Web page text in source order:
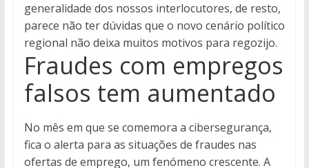
generalidade dos nossos interlocutores, de resto,
parece não ter dúvidas que o novo cenário político
regional não deixa muitos motivos para regozijo.
Fraudes com empregos
falsos tem aumentado
No mês em que se comemora a cibersegurança,
fica o alerta para as situações de fraudes nas
ofertas de emprego, um fenómeno crescente. A